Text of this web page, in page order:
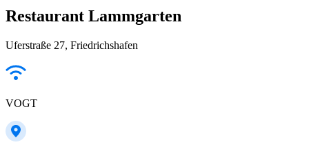
Restaurant Lammgarten
Uferstraße 27, Friedrichshafen
VOGT